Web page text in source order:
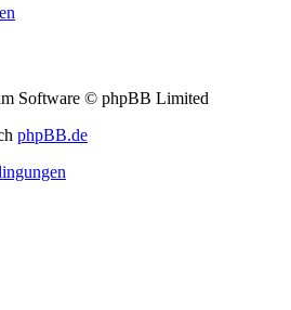
Software © phpBB Limited
phpBB.de